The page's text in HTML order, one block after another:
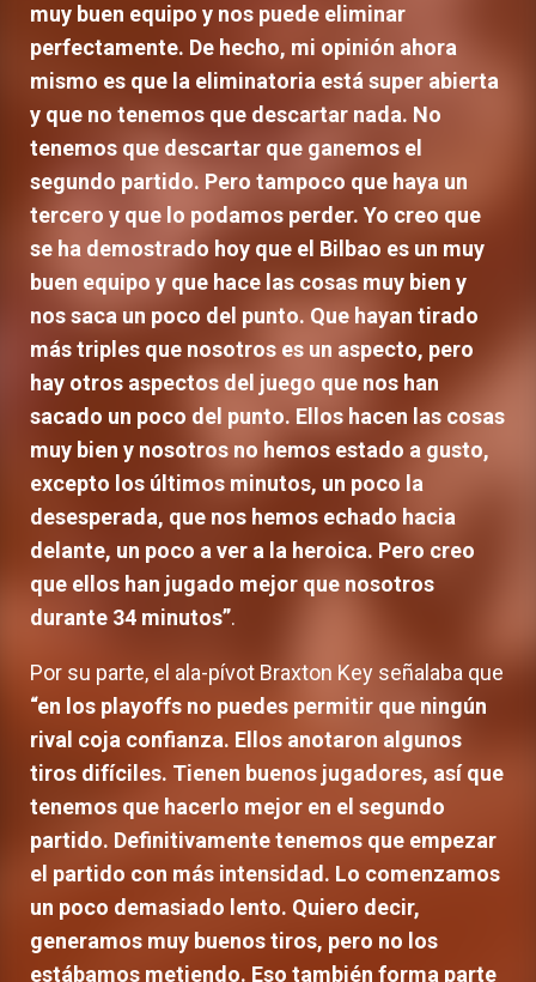
muy buen equipo y nos puede eliminar
perfectamente. De hecho, mi opinión ahora
mismo es que la eliminatoria está super abierta
y que no tenemos que descartar nada. No
tenemos que descartar que ganemos el
segundo partido. Pero tampoco que haya un
tercero y que lo podamos perder. Yo creo que
se ha demostrado hoy que el Bilbao es un muy
buen equipo y que hace las cosas muy bien y
nos saca un poco del punto. Que hayan tirado
más triples que nosotros es un aspecto, pero
hay otros aspectos del juego que nos han
sacado un poco del punto. Ellos hacen las cosas
muy bien y nosotros no hemos estado a gusto,
excepto los últimos minutos, un poco la
desesperada, que nos hemos echado hacia
delante, un poco a ver a la heroica. Pero creo
que ellos han jugado mejor que nosotros
durante 34 minutos”.
Por su parte, el ala-pívot Braxton Key señalaba que
“en los playoffs no puedes permitir que ningún
rival coja confianza. Ellos anotaron algunos
tiros difíciles. Tienen buenos jugadores, así que
tenemos que hacerlo mejor en el segundo
partido. Definitivamente tenemos que empezar
el partido con más intensidad. Lo comenzamos
un poco demasiado lento. Quiero decir,
generamos muy buenos tiros, pero no los
estábamos metiendo. Eso también forma parte